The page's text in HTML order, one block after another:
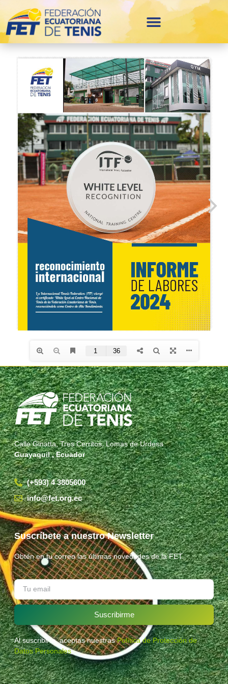
Calle Ginatta, Tres Cerritos, Lomas de Urdesa
Guayaquil , Ecuador
(+593) 4 3805600
info@fet.org.ec
Suscríbete a nuestro Newsletter
Obtén en tu correo las últimas novedades de la FET.
Suscribirme
Al suscribirte, aceptas nuestrasPolítica de Protección de
Datos Personales.